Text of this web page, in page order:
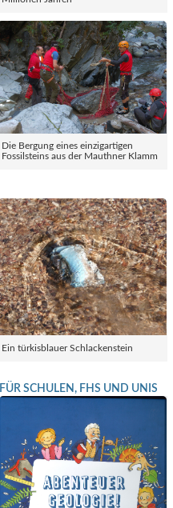
Die Bergung eines einzigartigen
Fossilsteins aus der Mauthner Klamm
Ein türkisblauer Schlackenstein
FÜR SCHULEN, FHS UND UNIS